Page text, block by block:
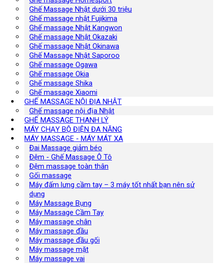
Ghế Massage Nhật dưới 30 triệu
Ghế massage nhật Fujikima
Ghế massage Nhật Kangwon
Ghế massage Nhật Okazaki
Ghế massage Nhật Okinawa
Ghế Massage Nhật Saporoo
Ghế massage Ogawa
Ghế massage Okia
Ghế massage Shika
Ghế massage Xiaomi
GHẾ MASSAGE NỘI ĐỊA NHẬT
Ghế massage nội địa Nhật
GHẾ MASSAGE THANH LÝ
MÁY CHẠY BỘ ĐIỆN ĐA NĂNG
MÁY MASSAGE - MÁY MÁT XA
Đai Massage giảm béo
Đệm - Ghế Massage Ô Tô
Đệm massage toàn thân
Gối massage
Máy đấm lưng cầm tay – 3 máy tốt nhất bạn nên sử
dụng
Máy Massage Bụng
Máy Massage Cầm Tay
Máy massage chân
Máy massage đầu
Máy massage đầu gối
Máy massage mặt
Máy massage vai